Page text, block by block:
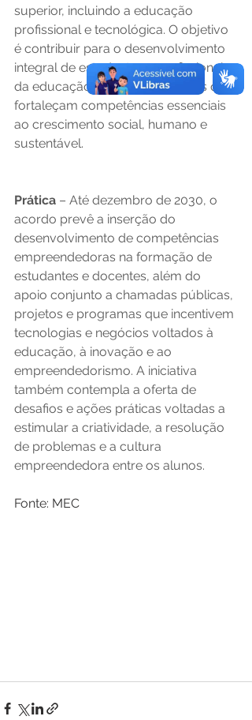
superior, incluindo a educação
profissional e tecnológica. O objetivo
é contribuir para o desenvolvimento
integral de estudantes e profissionais
da educação, por meio de ações que
fortaleçam competências essenciais
ao crescimento social, humano e
sustentável.
Prática – Até dezembro de 2030, o
acordo prevê a inserção do
desenvolvimento de competências
empreendedoras na formação de
estudantes e docentes, além do
apoio conjunto a chamadas públicas,
projetos e programas que incentivem
tecnologias e negócios voltados à
educação, à inovação e ao
empreendedorismo. A iniciativa
também contempla a oferta de
desafios e ações práticas voltadas a
estimular a criatividade, a resolução
de problemas e a cultura
empreendedora entre os alunos.
Fonte: MEC